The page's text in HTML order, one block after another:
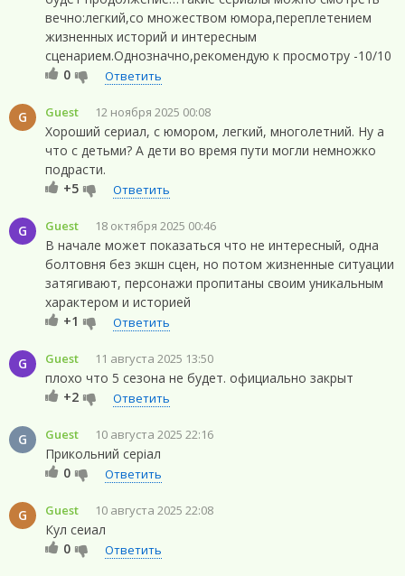
вечно:легкий,со множеством юмора,переплетением
жизненных историй и интересным
сценарием.Однозначно,рекомендую к просмотру -10/10
0
Ответить
G Guest 12 ноября 2025 00:08
Хороший сериал, с юмором, легкий, многолетний. Ну а
что с детьми? А дети во время пути могли немножко
подрасти.
+5
Ответить
G Guest 18 октября 2025 00:46
В начале может показаться что не интересный, одна
болтовня без экшн сцен, но потом жизненные ситуации
затягивают, персонажи пропитаны своим уникальным
характером и историей
+1
Ответить
G Guest 11 августа 2025 13:50
плохо что 5 сезона не будет. официально закрыт
+2
Ответить
G Guest 10 августа 2025 22:16
Прикольний серіал
0
Ответить
G Guest 10 августа 2025 22:08
Кул сеиал
0
Ответить